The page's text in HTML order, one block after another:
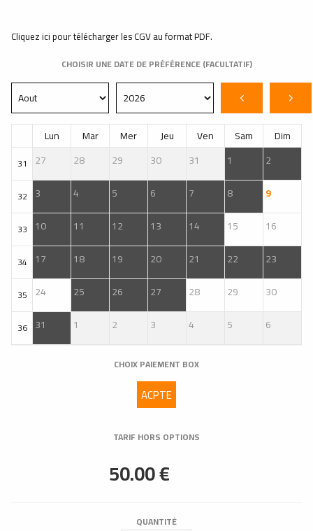
Cliquez ici pour télécharger les CGV au format PDF.
CHOISIR UNE DATE DE PRÉFÉRENCE (FACULTATIF)
Lun Mar Mer Jeu Ven Sam Dim
31 27 28 29 30 31 1 2
32 3 4 5 6 7 8 9
33 10 11 12 13 14 15 16
34 17 18 19 20 21 22 23
35 24 25 26 27 28 29 30
36 31 1 2 3 4 5 6
CHOIX PAIEMENT BOX
ACPTE
TARIF HORS OPTIONS
QUANTITÉ